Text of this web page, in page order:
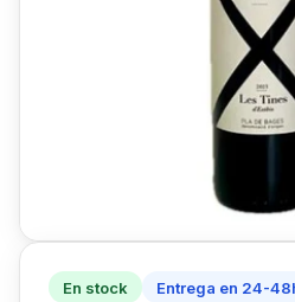
En stock Entrega en 24-